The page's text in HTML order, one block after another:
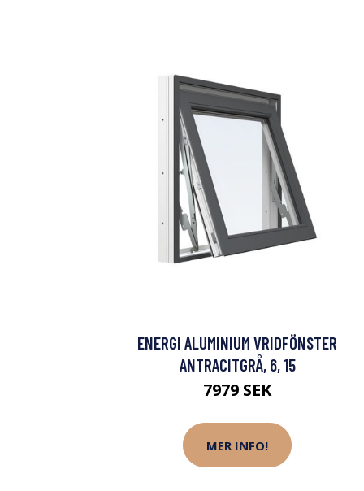
ENERGI ALUMINIUM VRIDFÖNSTER
ANTRACITGRÅ, 6, 15
7979 SEK
MER INFO!